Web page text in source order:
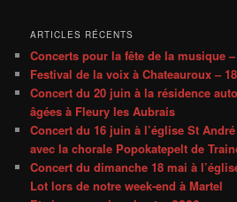
ARTICLES RÉCENTS
Concerts pour la fête de la musique
Festival de la voix à Chateauroux –
Concert du 20 juin à la résidence
âgées à Fleury les Aubrais
Concert du 16 juin à l’église St
avec la chorale Popokatepelt de
Concert du dimanche 18 mai à
Lot lors de notre week-end à Martel